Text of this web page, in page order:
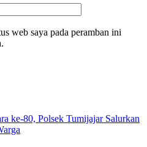
web saya pada peramban ini
ke-80, Polsek Tumijajar Salurkan